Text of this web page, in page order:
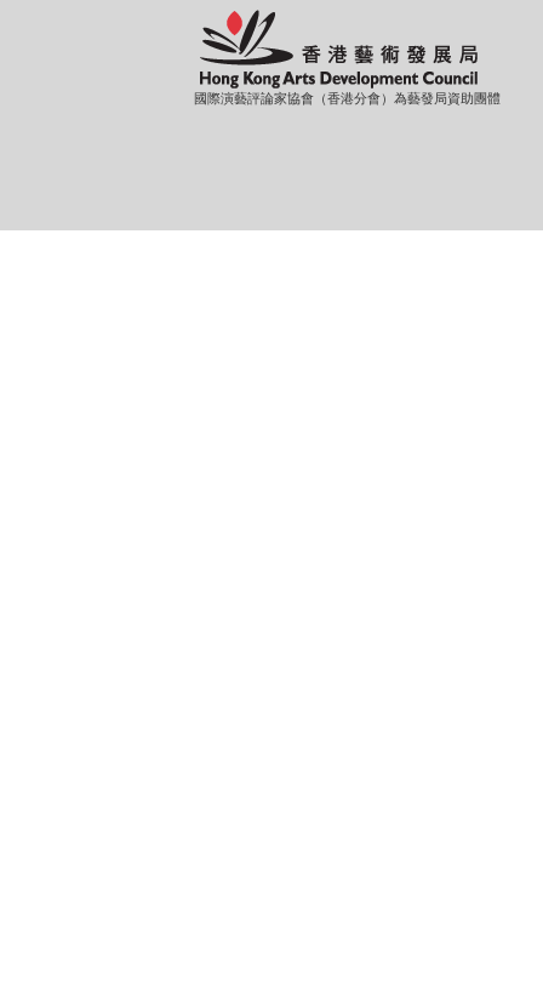
國際演藝評論家協會（香港分會）為藝發局資助團體